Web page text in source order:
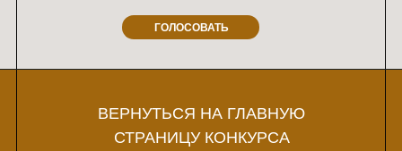
ГОЛОСОВАТЬ
ВЕРНУТЬСЯ НА ГЛАВНУЮ
СТРАНИЦУ КОНКУРСА
Профессиональное образование